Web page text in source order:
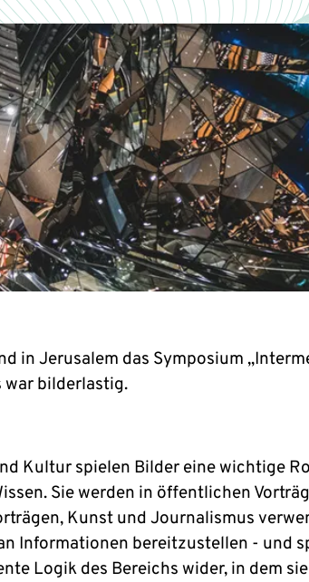
in Jerusalem das Symposium
war bilderlastig.
Kultur spielen Bilder eine wichtige
Sie werden in öffentlichen
Kunst und Journalismus
Informationen bereitzustellen - und
Logik des Bereichs wider, in dem sie